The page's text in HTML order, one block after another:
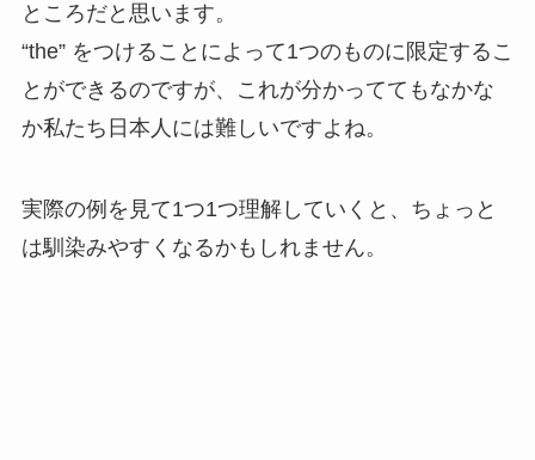
ところだと思います。
“the” をつけることによって1つのものに限定するこ
とができるのですが、これが分かっててもなかな
か私たち日本人には難しいですよね。
実際の例を見て1つ1つ理解していくと、ちょっと
は馴染みやすくなるかもしれません。